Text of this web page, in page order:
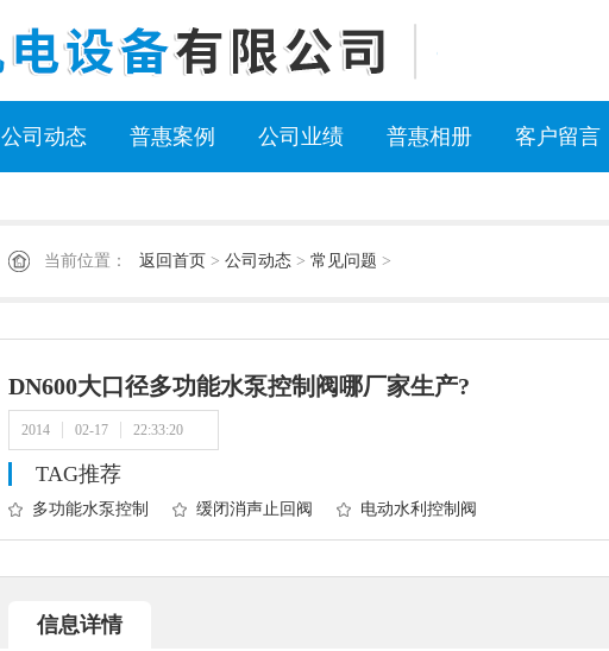
公司动态 普惠案例 公司业绩 普惠相册 客户留言
当前位置： 返回首页 > 公司动态 > 常见问题 >
DN600大口径多功能水泵控制阀哪厂家生产?
2014 02-17 22:33:20
TAG推荐
多功能水泵控制
阀
缓闭消声止回阀 电动水利控制阀
信息详情